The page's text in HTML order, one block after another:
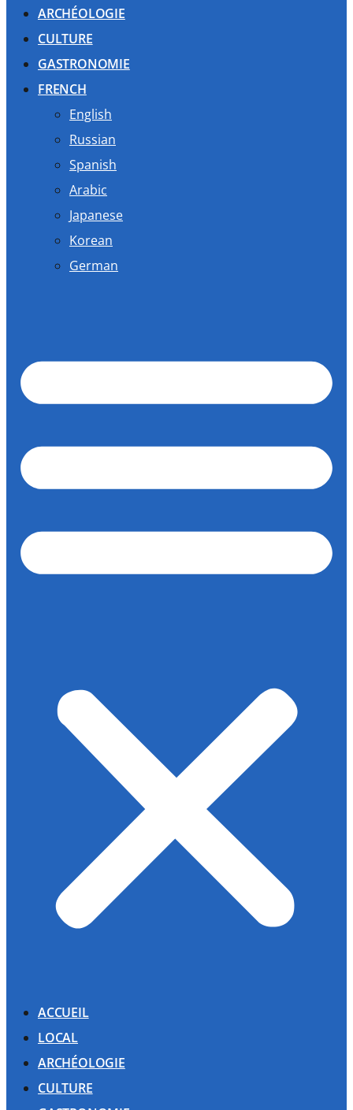
ARCHÉOLOGIE
CULTURE
GASTRONOMIE
FRENCH
English
Russian
Spanish
Arabic
Japanese
Korean
German
ACCUEIL
LOCAL
ARCHÉOLOGIE
CULTURE